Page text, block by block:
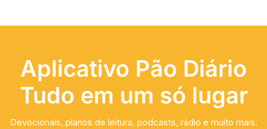
Aplicativo Pão Diário
Tudo em um só lugar
Devocionais, planos de leitura, podcasts, rádio e muito mais.